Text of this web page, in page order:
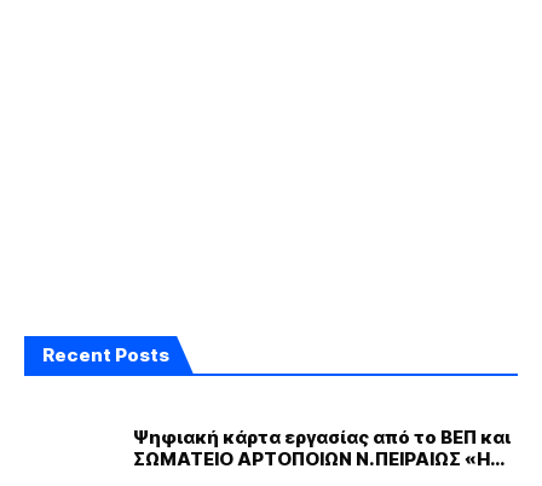
Recent Posts
Ψηφιακή κάρτα εργασίας από το ΒΕΠ και
ΣΩΜΑΤΕΙΟ ΑΡΤΟΠΟΙΩΝ Ν.ΠΕΙΡΑΙΩΣ «Η